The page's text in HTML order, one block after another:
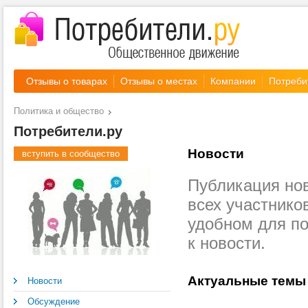
Отзывы о товарах Отзывы о местах Компании
Политика и общество
Потребители.ру
вступить в сообщество
Новости
Обсуждение
Новости
Публикация
всех
удобном для
к новости.
Актуальные темы